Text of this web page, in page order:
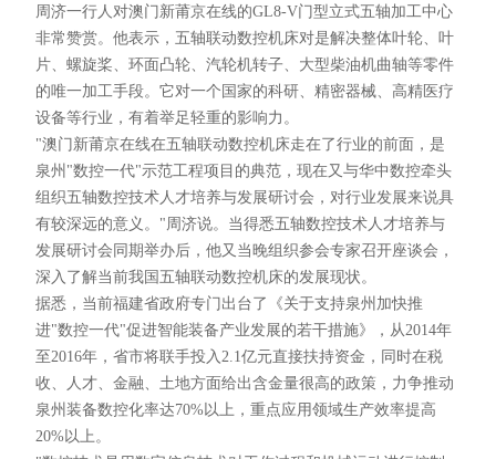
周济一行人对澳门新莆京在线的GL8-V门型立式五轴加工中心
非常赞赏。他表示，五轴联动数控机床对是解决整体叶轮、叶
片、螺旋桨、环面凸轮、汽轮机转子、大型柴油机曲轴等零件
的唯一加工手段。它对一个国家的科研、精密器械、高精医疗
设备等行业，有着举足轻重的影响力。
"澳门新莆京在线在五轴联动数控机床走在了行业的前面，是
泉州"数控一代"示范工程项目的典范，现在又与华中数控牵头
组织五轴数控技术人才培养与发展研讨会，对行业发展来说具
有较深远的意义。"周济说。当得悉五轴数控技术人才培养与
发展研讨会同期举办后，他又当晚组织参会专家召开座谈会，
深入了解当前我国五轴联动数控机床的发展现状。
据悉，当前福建省政府专门出台了《关于支持泉州加快推
进"数控一代"促进智能装备产业发展的若干措施》，从2014年
至2016年，省市将联手投入2.1亿元直接扶持资金，同时在税
收、人才、金融、土地方面给出含金量很高的政策，力争推动
泉州装备数控化率达70%以上，重点应用领域生产效率提高
20%以上。